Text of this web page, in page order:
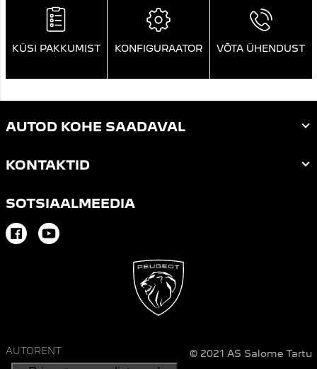
KÜSI PAKKUMIST KONFIGURAATOR VÕTA ÜHENDUST
AUTOD KOHE SAADAVAL
KONTAKTID
SOTSIAALMEEDIA
Facebook
Youtube
AUTORENT © 2021 AS Salome Tartu